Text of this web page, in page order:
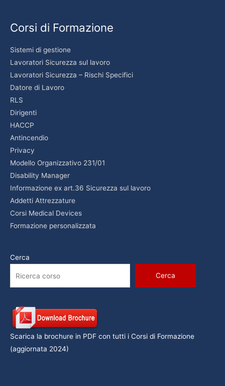
Corsi di Formazione
Sistemi di gestione
Lavoratori Sicurezza sul lavoro
Lavoratori Sicurezza – Rischi Specifici
Datore di Lavoro
RLS
Dirigenti
HACCP
Antincendio
Privacy
Modello Organizzativo 231/01
Disability Manager
Informazione ex art.36 Sicurezza sul lavoro
Addetti Attrezzature
Corsi Medical Devices
Formazione personalizzata
Cerca
Cerca
Scarica la brochure in PDF con tutti i Corsi di Formazione
(aggiornata 2024)